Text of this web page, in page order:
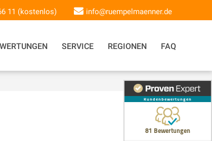
11 (kostenlos) info@ruempelmaenner.de
SERVICE REGIONEN FAQ